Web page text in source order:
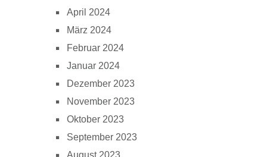
April 2024
März 2024
Februar 2024
Januar 2024
Dezember 2023
November 2023
Oktober 2023
September 2023
August 2023